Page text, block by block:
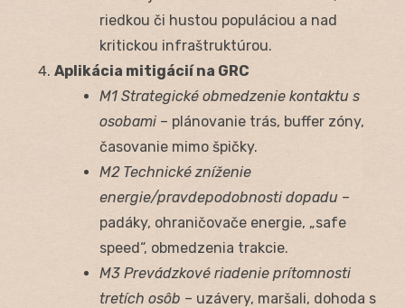
riedkou či hustou populáciou a nad
kritickou infraštruktúrou.
Aplikácia mitigácií na GRC
M1 Strategické obmedzenie kontaktu s
osobami – plánovanie trás, buffer zóny,
časovanie mimo špičky.
M2 Technické zníženie
energie/pravdepodobnosti dopadu –
padáky, ohraničovače energie, „safe
speed“, obmedzenia trakcie.
M3 Prevádzkové riadenie prítomnosti
tretích osôb – uzávery, maršali, dohoda s